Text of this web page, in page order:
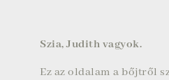
Szia, Judith vagyok.
Ez az oldalam a bőjtről